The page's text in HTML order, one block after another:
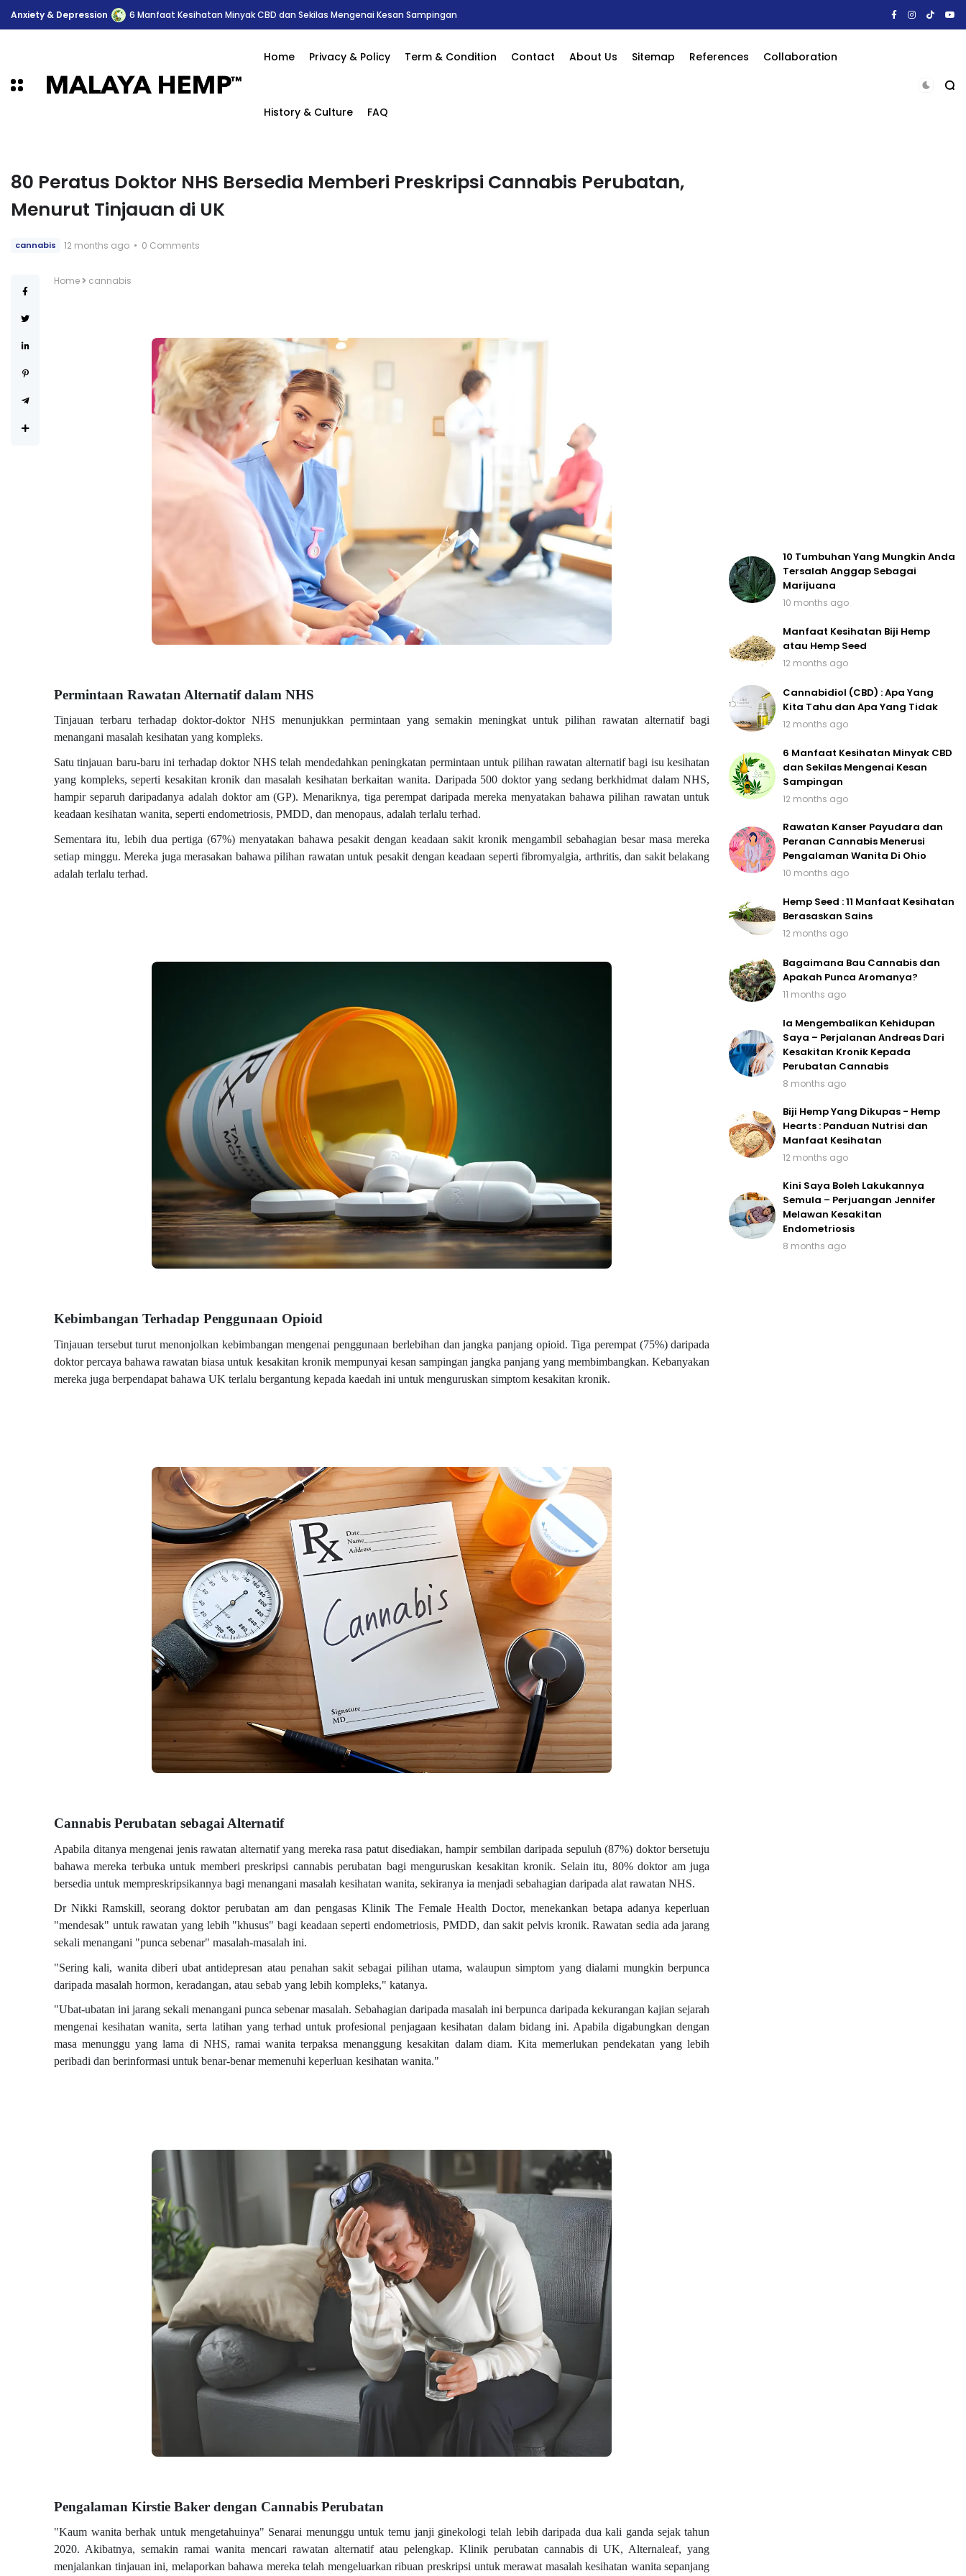
Anxiety & Depression Rawatan Kanser Payudara dan Peranan Cannabis Menerusi Pengalaman Wanita Di Ohio
Home Privacy & Policy Term & Condition Contact About Us Sitemap References Collaboration
History & Culture FAQ
80 Peratus Doktor NHS Bersedia Memberi Preskripsi Cannabis Perubatan,
Menurut Tinjauan di UK
cannabis 12 months ago 0 Comments
Home cannabis
Permintaan Rawatan Alternatif dalam NHS
Tinjauan terbaru terhadap doktor-doktor NHS menunjukkan permintaan yang semakin meningkat untuk pilihan rawatan alternatif bagi
menangani masalah kesihatan yang kompleks.
Satu tinjauan baru-baru ini terhadap doktor NHS telah mendedahkan peningkatan permintaan untuk pilihan rawatan alternatif bagi isu kesihatan
yang kompleks, seperti kesakitan kronik dan masalah kesihatan berkaitan wanita. Daripada 500 doktor yang sedang berkhidmat dalam NHS,
hampir separuh daripadanya adalah doktor am (GP). Menariknya, tiga perempat daripada mereka menyatakan bahawa pilihan rawatan untuk
keadaan kesihatan wanita, seperti endometriosis, PMDD, dan menopaus, adalah terlalu terhad.
Sementara itu, lebih dua pertiga (67%) menyatakan bahawa pesakit dengan keadaan sakit kronik mengambil sebahagian besar masa mereka
setiap minggu. Mereka juga merasakan bahawa pilihan rawatan untuk pesakit dengan keadaan seperti fibromyalgia, arthritis, dan sakit belakang
adalah terlalu terhad.
Kebimbangan Terhadap Penggunaan Opioid
Tinjauan tersebut turut menonjolkan kebimbangan mengenai penggunaan berlebihan dan jangka panjang opioid. Tiga perempat (75%) daripada
doktor percaya bahawa rawatan biasa untuk kesakitan kronik mempunyai kesan sampingan jangka panjang yang membimbangkan. Kebanyakan
mereka juga berpendapat bahawa UK terlalu bergantung kepada kaedah ini untuk menguruskan simptom kesakitan kronik.
Cannabis Perubatan sebagai Alternatif
Apabila ditanya mengenai jenis rawatan alternatif yang mereka rasa patut disediakan, hampir sembilan daripada sepuluh (87%) doktor bersetuju
bahawa mereka terbuka untuk memberi preskripsi cannabis perubatan bagi menguruskan kesakitan kronik. Selain itu, 80% doktor am juga
bersedia untuk mempreskripsikannya bagi menangani masalah kesihatan wanita, sekiranya ia menjadi sebahagian daripada alat rawatan NHS.
Dr Nikki Ramskill, seorang doktor perubatan am dan pengasas Klinik The Female Health Doctor, menekankan betapa adanya keperluan
"mendesak" untuk rawatan yang lebih "khusus" bagi keadaan seperti endometriosis, PMDD, dan sakit pelvis kronik. Rawatan sedia ada jarang
sekali menangani "punca sebenar" masalah-masalah ini.
"Sering kali, wanita diberi ubat antidepresan atau penahan sakit sebagai pilihan utama, walaupun simptom yang dialami mungkin berpunca
daripada masalah hormon, keradangan, atau sebab yang lebih kompleks," katanya.
"Ubat-ubatan ini jarang sekali menangani punca sebenar masalah. Sebahagian daripada masalah ini berpunca daripada kekurangan kajian sejarah
mengenai kesihatan wanita, serta latihan yang terhad untuk profesional penjagaan kesihatan dalam bidang ini. Apabila digabungkan dengan
masa menunggu yang lama di NHS, ramai wanita terpaksa menanggung kesakitan dalam diam. Kita memerlukan pendekatan yang lebih
peribadi dan berinformasi untuk benar-benar memenuhi keperluan kesihatan wanita."
Pengalaman Kirstie Baker dengan Cannabis Perubatan
"Kaum wanita berhak untuk mengetahuinya" Senarai menunggu untuk temu janji ginekologi telah lebih daripada dua kali ganda sejak tahun
2020. Akibatnya, semakin ramai wanita mencari rawatan alternatif atau pelengkap. Klinik perubatan cannabis di UK, Alternaleaf, yang
menjalankan tinjauan ini, melaporkan bahawa mereka telah mengeluarkan ribuan preskripsi untuk merawat masalah kesihatan wanita sepanjang
10 Tumbuhan Yang Mungkin Anda
Tersalah Anggap Sebagai
Marijuana
10 months ago
Manfaat Kesihatan Biji Hemp
atau Hemp Seed
12 months ago
Cannabidiol (CBD) : Apa Yang
Kita Tahu dan Apa Yang Tidak
12 months ago
6 Manfaat Kesihatan Minyak CBD
dan Sekilas Mengenai Kesan
Sampingan
12 months ago
Rawatan Kanser Payudara dan
Peranan Cannabis Menerusi
Pengalaman Wanita Di Ohio
10 months ago
Hemp Seed : 11 Manfaat Kesihatan
Berasaskan Sains
12 months ago
Bagaimana Bau Cannabis dan
Apakah Punca Aromanya?
11 months ago
Ia Mengembalikan Kehidupan
Saya – Perjalanan Andreas Dari
Kesakitan Kronik Kepada
Perubatan Cannabis
8 months ago
Biji Hemp Yang Dikupas - Hemp
Hearts : Panduan Nutrisi dan
Manfaat Kesihatan
12 months ago
Kini Saya Boleh Lakukannya
Semula – Perjuangan Jennifer
Melawan Kesakitan
Endometriosis
8 months ago